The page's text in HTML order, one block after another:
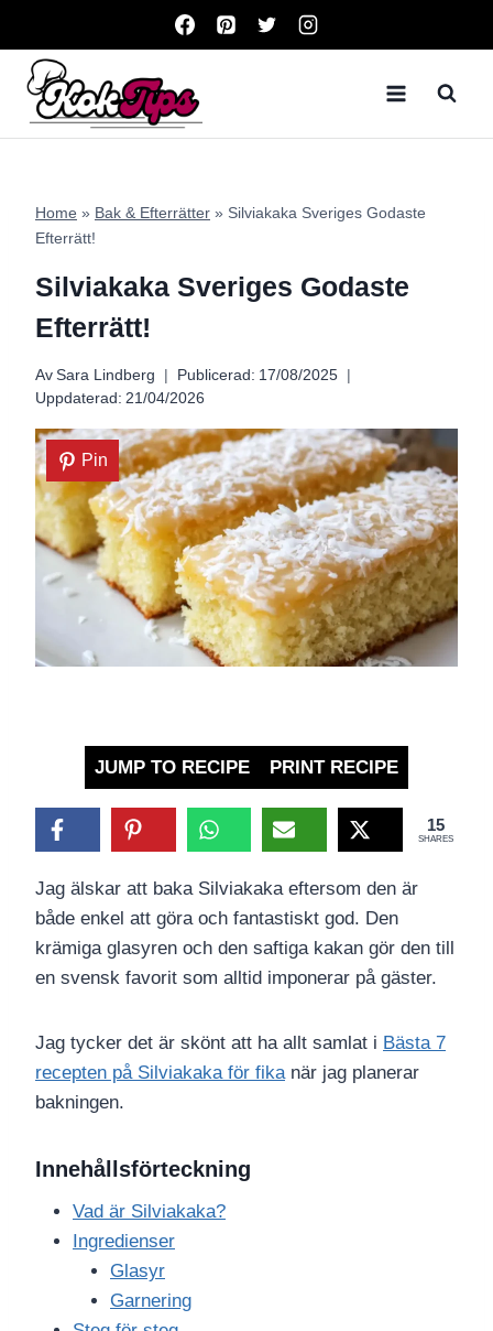
content
Home » Bak & Efterrätter » Silviakaka Sveriges Godaste
Efterrätt!
Silviakaka Sveriges Godaste
Efterrätt!
Av Sara Lindberg Publicerad: 17/08/2025
Uppdaterad: 21/04/2026
Pin
JUMP TO RECIPE PRINT RECIPE
15
SHARES
Jag älskar att baka Silviakaka eftersom den är
både enkel att göra och fantastiskt god. Den
krämiga glasyren och den saftiga kakan gör den till
en svensk favorit som alltid imponerar på gäster.
Jag tycker det är skönt att ha allt samlat i Bästa 7
recepten på Silviakaka för fikanär jag planerar
bakningen.
Innehållsförteckning
Vad är Silviakaka?
Ingredienser
Glasyr
Garnering